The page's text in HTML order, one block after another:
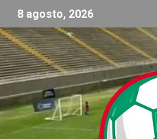
8 agosto, 2026